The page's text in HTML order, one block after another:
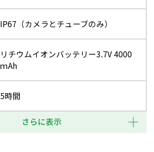
IP67（カメラとチューブのみ）
リチウムイオンバッテリー3.7V 4000
ｍAh
5時間
さらに表示